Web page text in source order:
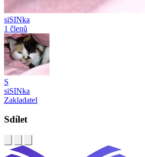
siSINka
1 členů
S
siSINka
Zakladatel
Sdílet